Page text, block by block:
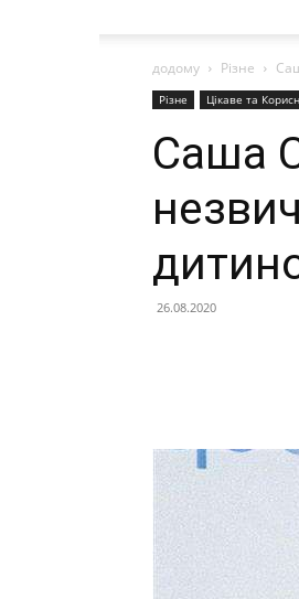
додому Різне
Різне Цікаве та
Саша
26.08.2020